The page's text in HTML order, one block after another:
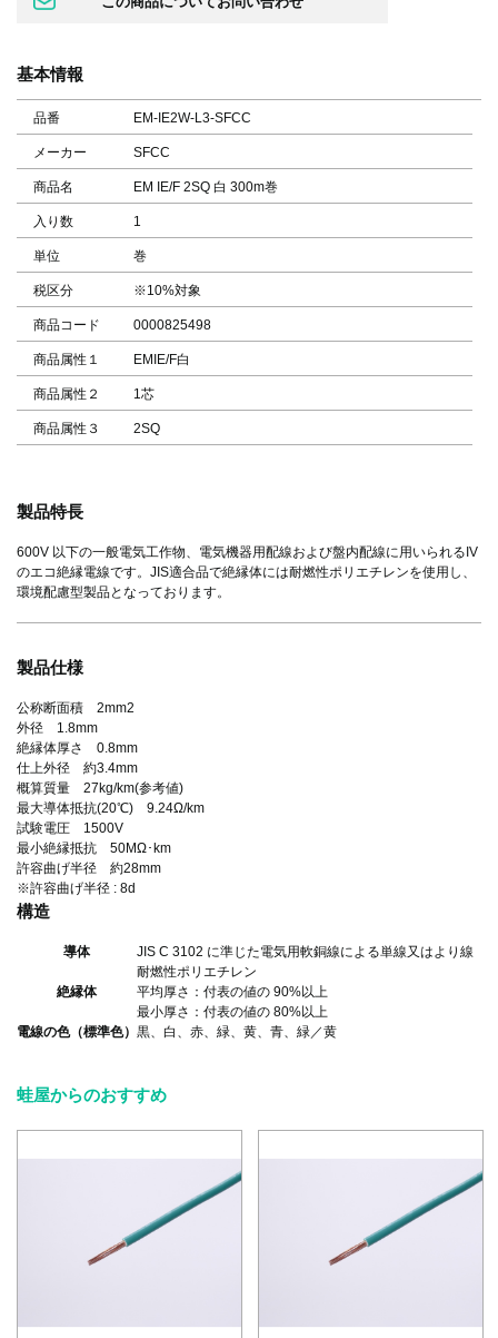
基本情報
品番 EM-IE2W-L3-SFCC
メーカー SFCC
商品名 EM IE/F 2SQ 白 300m巻
入り数 1
単位 巻
税区分 ※10%対象
商品コード 0000825498
商品属性１ EMIE/F白
商品属性２ 1芯
商品属性３ 2SQ
製品特長
600V 以下の一般電気工作物、電気機器用配線および盤内配線に用いられるIV
のエコ絶縁電線です。JIS適合品で絶縁体には耐燃性ポリエチレンを使用し、
環境配慮型製品となっております。
製品仕様
公称断面積 2mm2
外径 1.8mm
絶縁体厚さ 0.8mm
仕上外径 約3.4mm
概算質量 27kg/km(参考値)
最大導体抵抗(20℃) 9.24Ω/km
試験電圧 1500V
最小絶縁抵抗 50MΩ･km
許容曲げ半径 約28mm
※許容曲げ半径 : 8d
構造
導体 JIS C 3102 に準じた電気用軟銅線による単線又はより線
絶縁体
耐燃性ポリエチレン
平均厚さ：付表の値の 90%以上
最小厚さ：付表の値の 80%以上
電線の色（標準色） 黒、白、赤、緑、黄、青、緑／黄
蛙屋からのおすすめ